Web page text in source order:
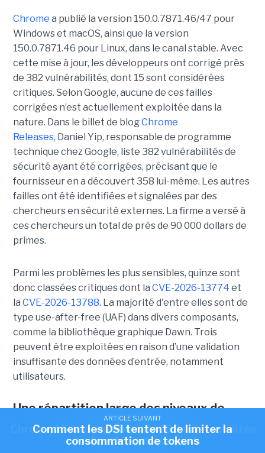
ARTICLE SUIVANT
Chrome 150 corrige plus de 380 vulnérabilités
dont 15 critiques
Chrome a publié la version 150.0.7871.46/47 pour
Windows et macOS, ainsi que la version
150.0.7871.46 pour Linux, dans le canal stable. Avec
cette mise à jour, les développeurs ont corrigé près
de 382 vulnérabilités, dont 15 sont considérées
critiques. Selon Google, aucune de ces failles
corrigées n’est actuellement exploitée dans la
nature. Dans le billet de blogChrome
Releases, Daniel Yip, responsable de programme
technique chez Google, liste 382 vulnérabilités de
sécurité ayant été corrigées, précisant que le
fournisseur en a découvert 358 lui-même. Les autres
failles ont été identifiées et signalées par des
chercheurs en sécurité externes. La firme a versé à
ces chercheurs un total de près de 90 000 dollars de
primes.
Parmi les problèmes les plus sensibles, quinze sont
donc classées critiques dont la CVE-2026-13774 et
la CVE-2026-13788. La majorité d'entre elles sont de
type use-after-free (UAF) dans divers composants,
comme la bibliothèque graphique Dawn. Trois
peuvent être exploitées en raison d’une validation
insuffisante des données d’entrée, notamment
utilisateurs.
Une répartition large des niveaux de
gravité
67 autres failles sont considérées comme
ARTICLE SUIVANT
Comment les DSI tentent de limiter la
consommation de tokens